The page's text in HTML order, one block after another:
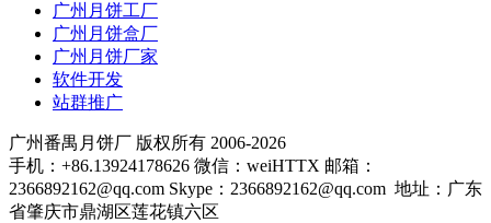
广州月饼工厂
广州月饼盒厂
广州月饼厂家
软件开发
站群推广
广州番禺月饼厂 版权所有 2006-2026
手机：+86.13924178626 微信：weiHTTX 邮箱：
2366892162@qq.com Skype：2366892162@qq.com 地址：广东
省肇庆市鼎湖区莲花镇六区